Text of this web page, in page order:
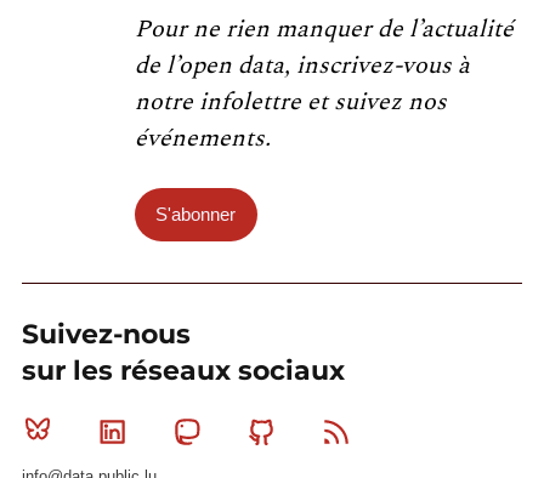
Pour ne rien manquer de l’actualité
de l’open data, inscrivez-vous à
notre infolettre et suivez nos
événements.
S'abonner
Suivez-nous
sur les réseaux sociaux
Bluesky Linkedin MastodonGithub